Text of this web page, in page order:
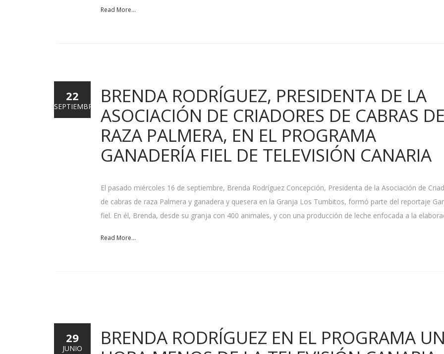
Read More...
BRENDA RODRÍGUEZ, PRESIDENTA DE LA
ASOCIACIÓN DE CRIADORES DE CABRAS DE
RAZA PALMERA, EN EL PROGRAMA
GANADERÍA FIEL DE TELEVISIÓN CANARIA
El pasado miércoles 16 de septiembre, Brenda Rodríguez Concepción, Presidenta de la Asociación de
de cabras de raza Palmera y ganadera y quesera en la Granja Los Tumbitos, formó parte del reportaje
fiel. En él, Brenda, desde su granja con 400 animales, y con una producción de leche enfocada a la
Read More...
22
SEPTIEMBRE
BRENDA RODRÍGUEZ EN EL PROGRAMA
29
JUNIO